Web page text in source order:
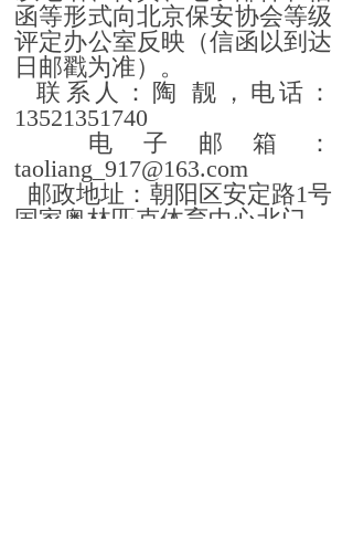
函等形式向北京保安协会等级
评定办公室反映（信函以到达
日邮戳为准）。
联系人：陶 靓，电话：
13521351740
电子邮箱：
taoliang_917@163.com
邮政地址：朝阳区安定路1号
国家奥林匹克体育中心北门